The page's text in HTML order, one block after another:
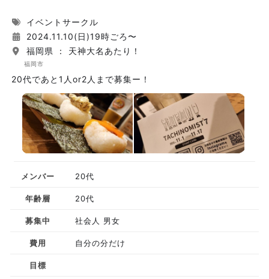
イベントサークル
2024.11.10(日)19時ごろ〜
福岡県 ： 天神大名あたり！
福岡市
20代であと1人or2人まで募集ー！
メンバー 20代
年齢層 20代
募集中 社会人 男女
費用 自分の分だけ
目標